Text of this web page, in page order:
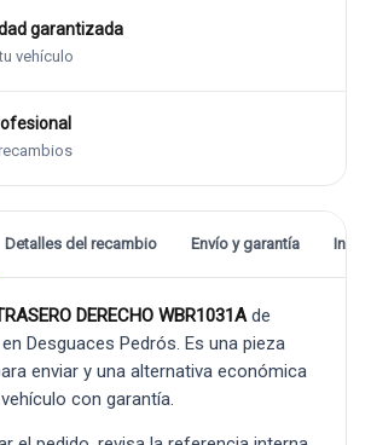
garantizada
vehículo
Detalles del recambio Envío y garantía
DERECHO WBR1031Ade
Desguaces Pedrós. Es una pieza
enviar y una alternativa económica
con garantía.